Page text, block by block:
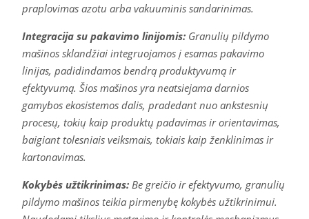
praplovimas azotu arba vakuuminis sandarinimas.
Integracija su pakavimo linijomis:Granulių pildymo
mašinos sklandžiai integruojamos į esamas pakavimo
linijas, padidindamos bendrą produktyvumą ir
efektyvumą. Šios mašinos yra neatsiejama darnios
gamybos ekosistemos dalis, pradedant nuo ankstesnių
procesų, tokių kaip produktų padavimas ir orientavimas,
baigiant tolesniais veiksmais, tokiais kaip ženklinimas ir
kartonavimas.
Kokybės užtikrinimas:Be greičio ir efektyvumo, granulių
pildymo mašinos teikia pirmenybę kokybės užtikrinimui.